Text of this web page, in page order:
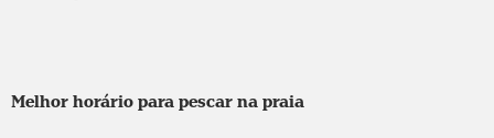
Melhor horário para pescar na praia